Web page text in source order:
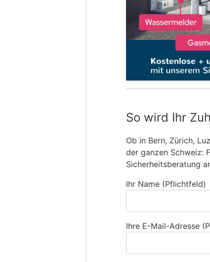
So wird Ihr
Ob in Bern, Zürich,
der ganzen Schweiz:
Sicherheitsberatung
Ihr Name (Pflichtfeld)
Ihre E-Mail-Adresse